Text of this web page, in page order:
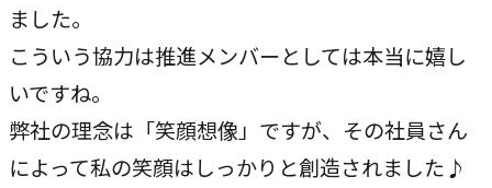
ました。
こういう協力は推進メンバーとしては本当に嬉し
いですね。
弊社の理念は「笑顔想像」ですが、その社員さん
によって私の笑顔はしっかりと創造されました♪